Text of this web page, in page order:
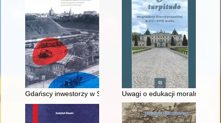
Gdańscy inwestorzy w Sopocie : prestiż finansowy i
Uwagi o edukacji moralnej